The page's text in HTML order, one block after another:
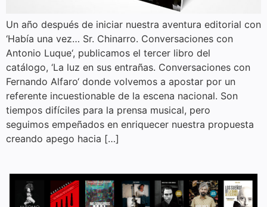
Un año después de iniciar nuestra aventura editorial con
‘Había una vez… Sr. Chinarro. Conversaciones con
Antonio Luque‘, publicamos el tercer libro del
catálogo, ‘La luz en sus entrañas. Conversaciones con
Fernando Alfaro‘ donde volvemos a apostar por un
referente incuestionable de la escena nacional. Son
tiempos difíciles para la prensa musical, pero
seguimos empeñados en enriquecer nuestra propuesta
creando apego hacia […]